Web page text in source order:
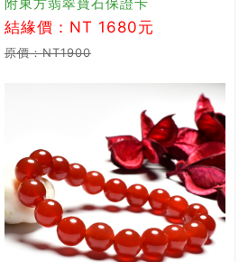
結緣價：NT 1680元
原價：NT1900